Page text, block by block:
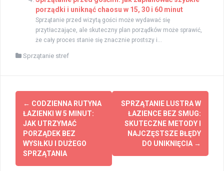
porządki i uniknąć chaosu w 15, 30 i 60 minut
Sprzątanie przed wizytą gości może wydawać się
przytłaczające, ale skuteczny plan porządków może sprawić,
że cały proces stanie się znacznie prostszy i...
Sprzątanie stref
Zobacz
wpisy
← CODZIENNA RUTYNA
ŁAZIENKI W 5 MINUT:
JAK UTRZYMAĆ
PORZĄDEK BEZ
WYSIŁKU I DUŻEGO
SPRZĄTANIA
SPRZĄTANIE LUSTRA W
ŁAZIENCE BEZ SMUG:
SKUTECZNE METODY I
NAJCZĘSTSZE BŁĘDY
DO UNIKNIĘCIA →